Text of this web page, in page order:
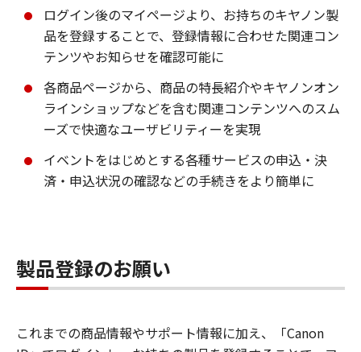
ログイン後のマイページより、お持ちのキヤノン製
品を登録することで、登録情報に合わせた関連コン
テンツやお知らせを確認可能に
各商品ページから、商品の特長紹介やキヤノンオン
ラインショップなどを含む関連コンテンツへのスム
ーズで快適なユーザビリティーを実現
イベントをはじめとする各種サービスの申込・決
済・申込状況の確認などの手続きをより簡単に
製品登録のお願い
これまでの商品情報やサポート情報に加え、「Canon